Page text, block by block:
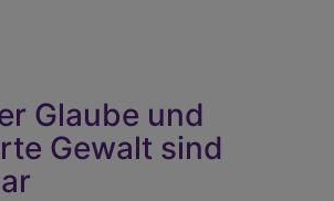
Glaube und
Gewalt sind